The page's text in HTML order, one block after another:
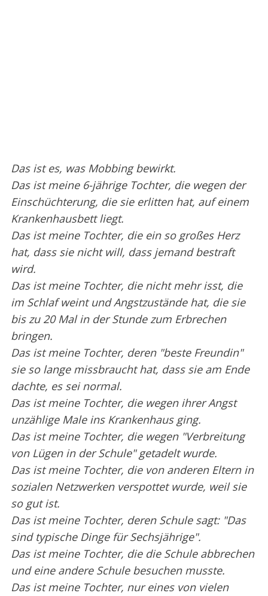
Das ist es, was Mobbing bewirkt.
Das ist meine 6-jährige Tochter, die wegen der
Einschüchterung, die sie erlitten hat, auf einem
Krankenhausbett liegt.
Das ist meine Tochter, die ein so großes Herz
hat, dass sie nicht will, dass jemand bestraft
wird.
Das ist meine Tochter, die nicht mehr isst, die
im Schlaf weint und Angstzustände hat, die sie
bis zu 20 Mal in der Stunde zum Erbrechen
bringen.
Das ist meine Tochter, deren "beste Freundin"
sie so lange missbraucht hat, dass sie am Ende
dachte, es sei normal.
Das ist meine Tochter, die wegen ihrer Angst
unzählige Male ins Krankenhaus ging.
Das ist meine Tochter, die wegen "Verbreitung
von Lügen in der Schule" getadelt wurde.
Das ist meine Tochter, die von anderen Eltern in
sozialen Netzwerken verspottet wurde, weil sie
so gut ist.
Das ist meine Tochter, deren Schule sagt: "Das
sind typische Dinge für Sechsjährige".
Das ist meine Tochter, die die Schule abbrechen
und eine andere Schule besuchen musste.
Das ist meine Tochter, nur eines von vielen